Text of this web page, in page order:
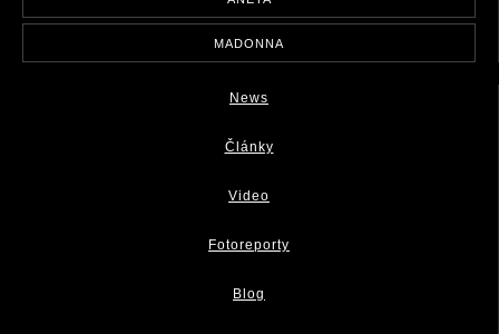
MADONNA
News
Články
Video
Fotoreporty
Blog